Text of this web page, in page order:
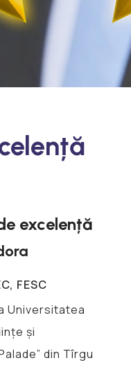
excelență
FESC
Universitatea
și
din Tîrgu